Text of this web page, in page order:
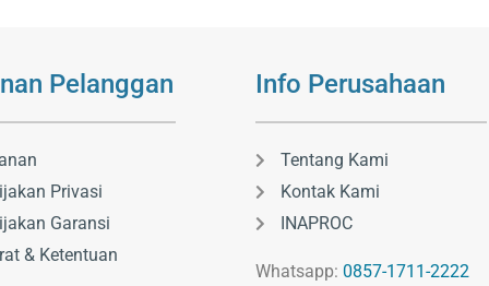
Pelanggan
Privasi
Garansi
& Ketentuan
Info Perusahaan
Tentang Kami
Kontak Kami
INAPROC
Whatsapp: 0857-1711-2222